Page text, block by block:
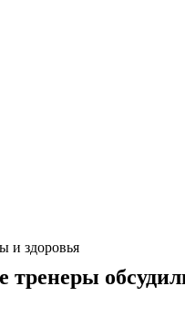
и здоровья
тренеры